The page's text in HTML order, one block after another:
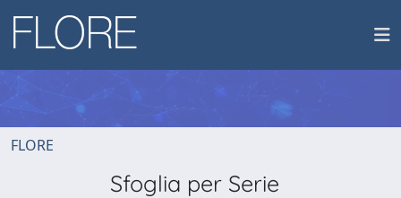
FLORE
Sfoglia per Serie